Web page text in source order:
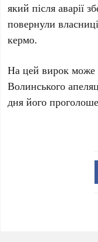
який після аварії
повернули
кермо.
На цей вирок може
Волинського
дня його